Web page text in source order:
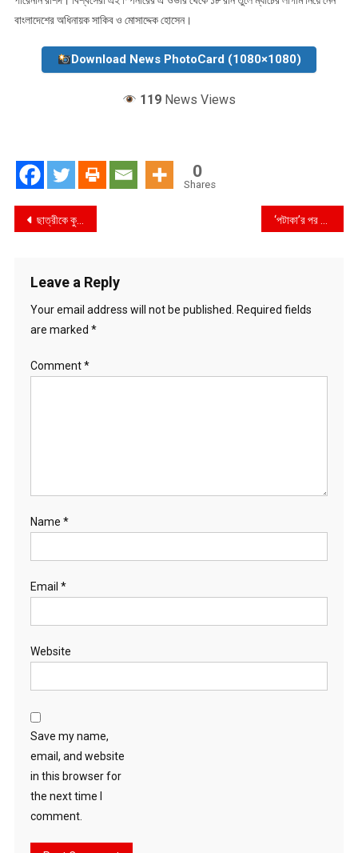
বাংলাদেশের অধিনায়ক সাকিব ও মোসাদ্দেক হোসেন।
Download News PhotoCard (1080×1080)
119 News Views
0
Shares
Post
ছাত্রীকে কুপ্রস্তাব দিয়ে শিক্ষক ধরা
Leave a Reply
Your email address will not be published.
Required fields
are marked *
Comment*
Name *
Email *
Website
Save my name,
email, and website
in this browser for
the next time I
comment.